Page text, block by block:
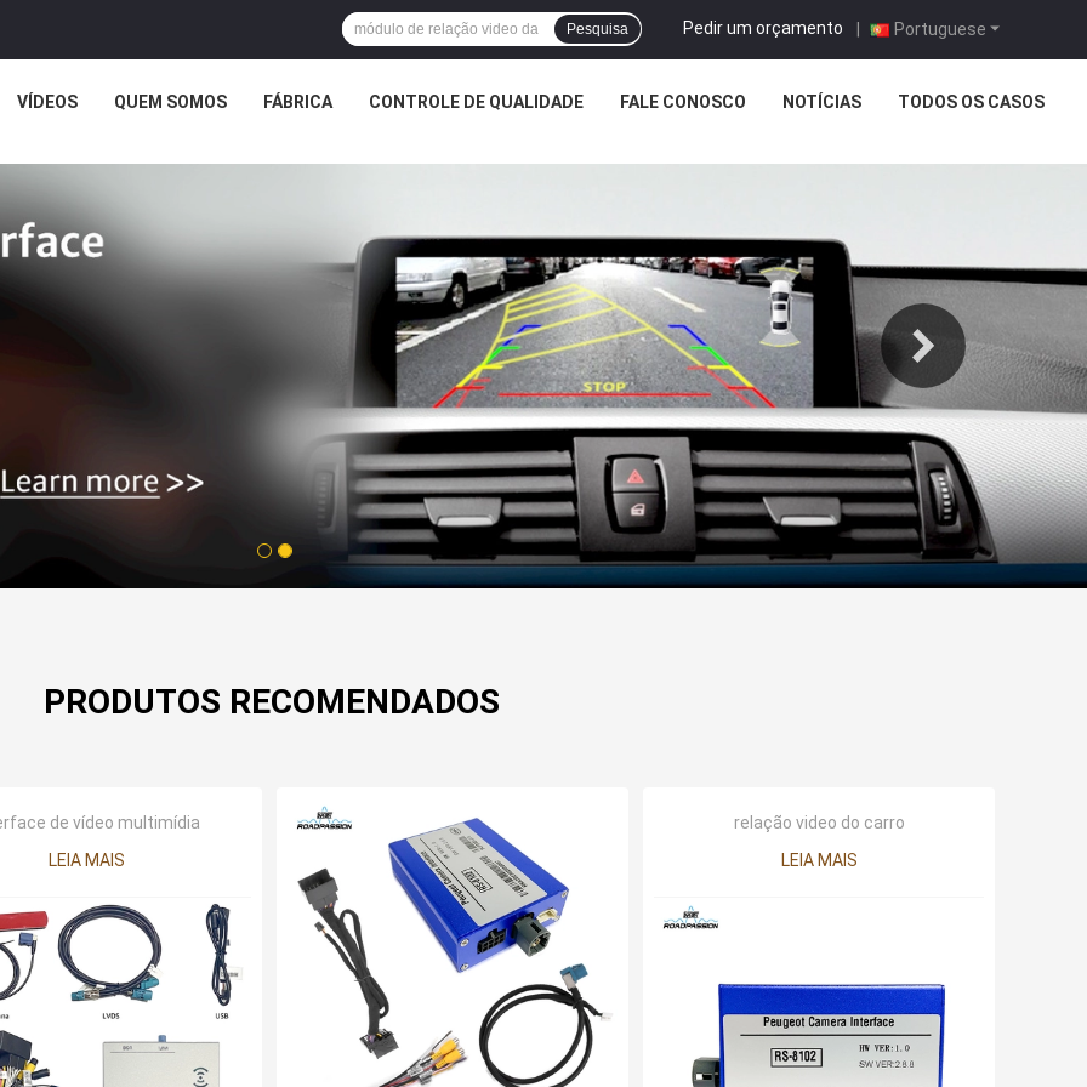
Portuguese
Pedir um orçamento |
Pesquisa
VÍDEOS QUEM SOMOS FÁBRICA CONTROLE DE QUALIDADE FALE CONOSCO NOTÍCIAS TODOS OS CASOS
1 2
PRODUTOS RECOMENDADOS
de vídeo multimídia
LEIA MAIS
relação video do carro
LEIA MAIS